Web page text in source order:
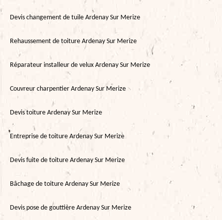
Devis changement de tuile Ardenay Sur Merize
Rehaussement de toiture Ardenay Sur Merize
Réparateur installeur de velux Ardenay Sur Merize
Couvreur charpentier Ardenay Sur Merize
Devis toiture Ardenay Sur Merize
Entreprise de toiture Ardenay Sur Merize
Devis fuite de toiture Ardenay Sur Merize
Bâchage de toiture Ardenay Sur Merize
Devis pose de gouttière Ardenay Sur Merize